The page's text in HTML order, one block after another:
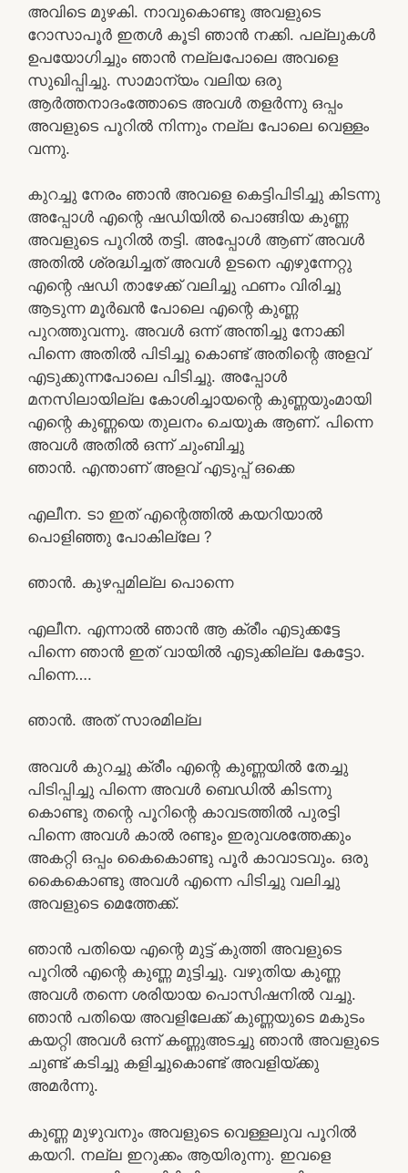
അവിടെ മുഴകി. നാവുകൊണ്ടു അവളുടെ
റോസാപൂർ ഇതൾ കൂടി ഞാൻ നക്കി. പല്ലുകൾ
ഉപയോഗിച്ചും ഞാൻ നല്ലപോലെ അവളെ
സുഖിപ്പിച്ചു. സാമാന്യം വലിയ ഒരു
ആർത്തനാദംത്തോടെ അവൾ തളർന്നു ഒപ്പം
അവളുടെ പൂറിൽ നിന്നും നല്ല പോലെ വെള്ളം
വന്നു.
കുറച്ചു നേരം ഞാൻ അവളെ കെട്ടിപിടിച്ചു കിടന്നു
അപ്പോൾ എന്റെ ഷഡിയിൽ പൊങ്ങിയ കുണ്ണ
അവളുടെ പൂറിൽ തട്ടി. അപ്പോൾ ആണ് അവൾ
അതിൽ ശ്രദ്ധിച്ചത് അവൾ ഉടനെ എഴുന്നേറ്റു
എന്റെ ഷഡി താഴേക്ക് വലിച്ചു ഫണം വിരിച്ചു
ആടുന്ന മൂർഖൻ പോലെ എന്റെ കുണ്ണ
പുറത്തുവന്നു. അവൾ ഒന്ന് അന്തിച്ചു നോക്കി
പിന്നെ അതിൽ പിടിച്ചു കൊണ്ട് അതിന്റെ അളവ്
എടുക്കുന്നപോലെ പിടിച്ചു. അപ്പോൾ
മനസിലായില്ല കോശിച്ചായന്റെ കുണ്ണയുംമായി
എന്റെ കുണ്ണയെ തുലനം ചെയുക ആണ്. പിന്നെ
അവൾ അതിൽ ഒന്ന് ചുംബിച്ചു
ഞാൻ. എന്താണ് അളവ് എടുപ്പ് ഒക്കെ
എലീന. ടാ ഇത് എന്റെത്തിൽ കയറിയാൽ
പൊളിഞ്ഞു പോകില്ലേ ?
ഞാൻ. കുഴപ്പമില്ല പൊന്നെ
എലീന. എന്നാൽ ഞാൻ ആ ക്രീം എടുക്കട്ടേ
പിന്നെ ഞാൻ ഇത് വായിൽ എടുക്കില്ല കേട്ടോ.
പിന്നെ….
ഞാൻ. അത് സാരമില്ല
അവൾ കുറച്ചു ക്രീം എന്റെ കുണ്ണയിൽ തേച്ചു
പിടിപ്പിച്ചു പിന്നെ അവൾ ബെഡിൽ കിടന്നു
കൊണ്ടു തന്റെ പൂറിന്റെ കാവടത്തിൽ പുരട്ടി
പിന്നെ അവൾ കാൽ രണ്ടും ഇരുവശത്തേക്കും
അകറ്റി ഒപ്പം കൈകൊണ്ടു പൂർ കാവാടവും. ഒരു
കൈകൊണ്ടു അവൾ എന്നെ പിടിച്ചു വലിച്ചു
അവളുടെ മെത്തേക്ക്.
ഞാൻ പതിയെ എന്റെ മുട്ട് കുത്തി അവളുടെ
പൂറിൽ എന്റെ കുണ്ണ മുട്ടിച്ചു. വഴുതിയ കുണ്ണ
അവൾ തന്നെ ശരിയായ പൊസിഷനിൽ വച്ചു.
ഞാൻ പതിയെ അവളിലേക്ക് കുണ്ണയുടെ മകുടം
കയറ്റി അവൾ ഒന്ന് കണ്ണുഅടച്ചു ഞാൻ അവളുടെ
ചുണ്ട് കടിച്ചു കളിച്ചുകൊണ്ട് അവളിയ്ക്കു
അമർന്നു.
കുണ്ണ മുഴുവനും അവളുടെ വെള്ളലുവ പൂറിൽ
കയറി. നല്ല ഇറുക്കം ആയിരുന്നു. ഇവളെ